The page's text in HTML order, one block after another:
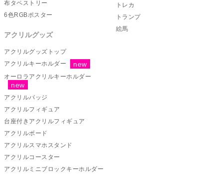
布タペストリー
6色RGBポスター
アクリルグッズ
アクリルグッズトップ
アクリルキーホルダー
オーロラアクリルキーホルダー
アクリルバッジ
アクリルフィギュア
台座付きアクリルフィギュア
アクリルボード
アクリルスマホスタンド
アクリルコースター
アクリルミニブロックキーホルダー
トレカ
トランプ
絵馬